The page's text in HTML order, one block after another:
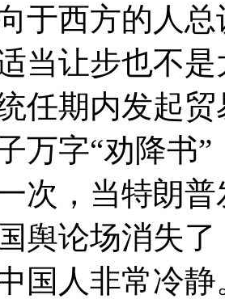
于西方的人
当让步也不
任期内发起
万字“劝降书
次，当特朗
舆论场消失
国人非常冷